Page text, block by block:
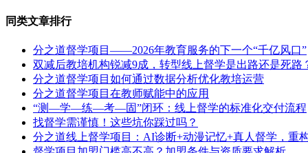
同类文章排行
分之道督学项目——2026年教育服务的下一个“千亿风口”
双减后教培机构锐减9成，转型线上督学是出路还是死路
分之道督学项目如何通过数据分析优化教培运营
分之道督学项目在教师赋能中的应用
“测—学—练—考—固”闭环：线上督学的标准化交付流程
找督学需谨慎！这些坑你踩过吗？
分之道线上督学项目：AI诊断+动漫记忆+真人督学，重